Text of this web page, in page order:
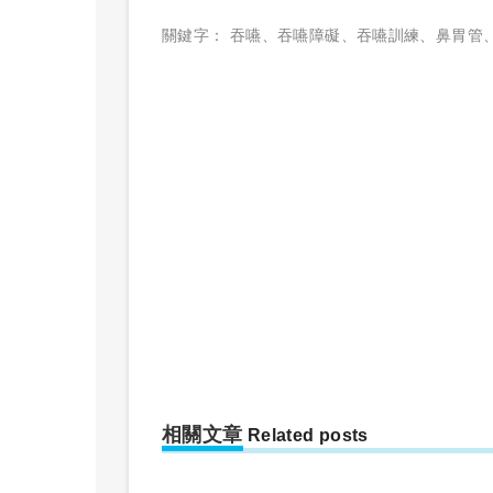
關鍵字： 吞嚥、 吞嚥障礙 、 吞嚥訓練、 鼻胃管
相關文章 Related posts